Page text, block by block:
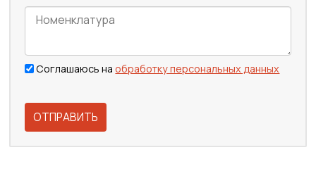
Соглашаюсь наобработку персональных данных
ОТПРАВИТЬ